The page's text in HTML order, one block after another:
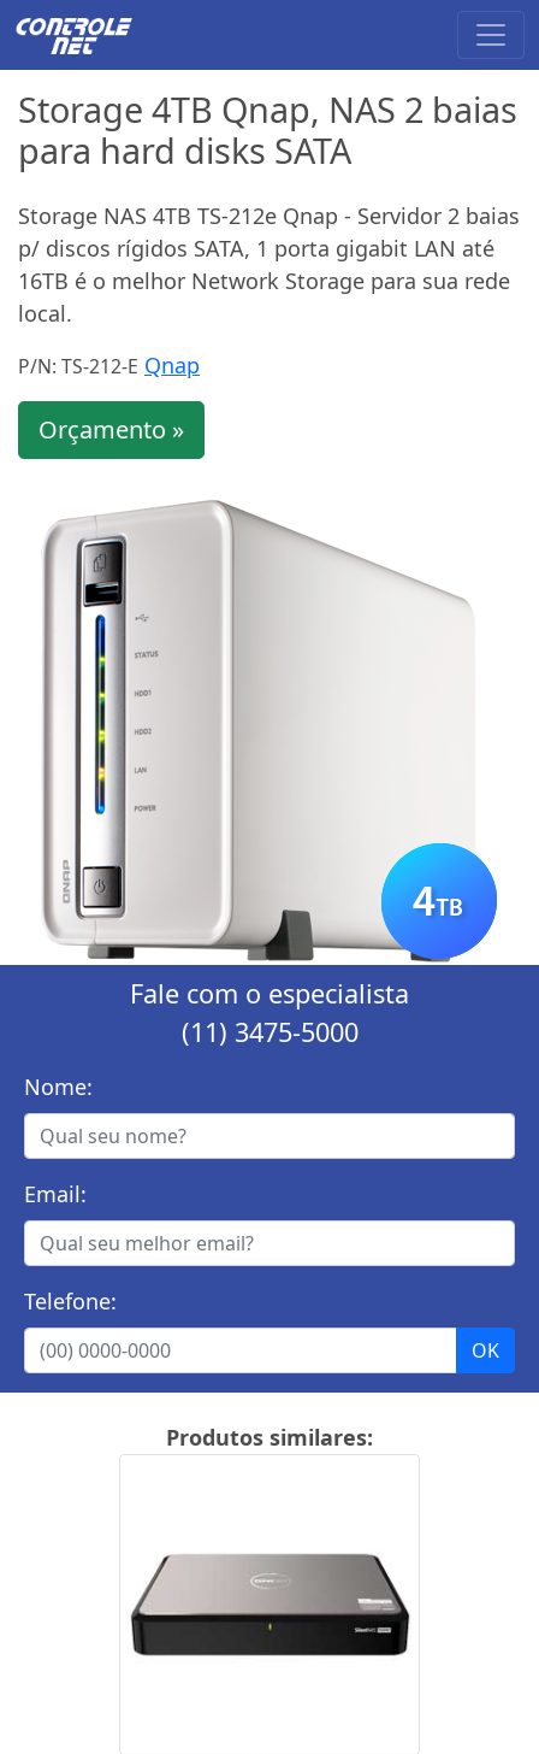
Storage 4TB Qnap, NAS 2 baias
para hard disks SATA
Storage NAS 4TB TS-212e Qnap - Servidor 2 baias
p/ discos rígidos SATA, 1 porta gigabit LAN até
16TB é o melhor Network Storage para sua rede
local.
P/N: TS-212-E Qnap
Orçamento »
Fale com o especialista
(11) 3475-5000
Nome:
Email:
Telefone:
Produtos similares: